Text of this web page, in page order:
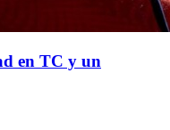
en TC y un